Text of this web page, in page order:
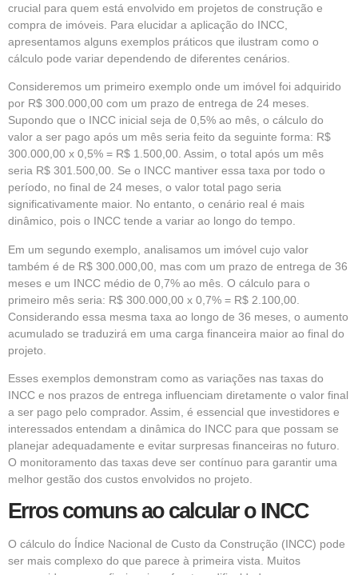
crucial para quem está envolvido em projetos de construção e
compra de imóveis. Para elucidar a aplicação do INCC,
apresentamos alguns exemplos práticos que ilustram como o
cálculo pode variar dependendo de diferentes cenários.
Consideremos um primeiro exemplo onde um imóvel foi adquirido
por R$ 300.000,00 com um prazo de entrega de 24 meses.
Supondo que o INCC inicial seja de 0,5% ao mês, o cálculo do
valor a ser pago após um mês seria feito da seguinte forma: R$
300.000,00 x 0,5% = R$ 1.500,00. Assim, o total após um mês
seria R$ 301.500,00. Se o INCC mantiver essa taxa por todo o
período, no final de 24 meses, o valor total pago seria
significativamente maior. No entanto, o cenário real é mais
dinâmico, pois o INCC tende a variar ao longo do tempo.
Em um segundo exemplo, analisamos um imóvel cujo valor
também é de R$ 300.000,00, mas com um prazo de entrega de 36
meses e um INCC médio de 0,7% ao mês. O cálculo para o
primeiro mês seria: R$ 300.000,00 x 0,7% = R$ 2.100,00.
Considerando essa mesma taxa ao longo de 36 meses, o aumento
acumulado se traduzirá em uma carga financeira maior ao final do
projeto.
Esses exemplos demonstram como as variações nas taxas do
INCC e nos prazos de entrega influenciam diretamente o valor final
a ser pago pelo comprador. Assim, é essencial que investidores e
interessados entendam a dinâmica do INCC para que possam se
planejar adequadamente e evitar surpresas financeiras no futuro.
O monitoramento das taxas deve ser contínuo para garantir uma
melhor gestão dos custos envolvidos no projeto.
Erros comuns ao calcular o INCC
O cálculo do Índice Nacional de Custo da Construção (INCC) pode
ser mais complexo do que parece à primeira vista. Muitos